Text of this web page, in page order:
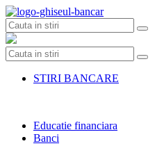
Skip
to
content
STIRI BANCARE
Educatie financiara
Banci